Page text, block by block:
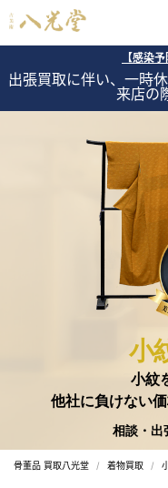
【感染
出張買取に伴い、一時
来店の
小
小紋
他社に負けない
相談・出
骨董品 買取八光堂 着物買取